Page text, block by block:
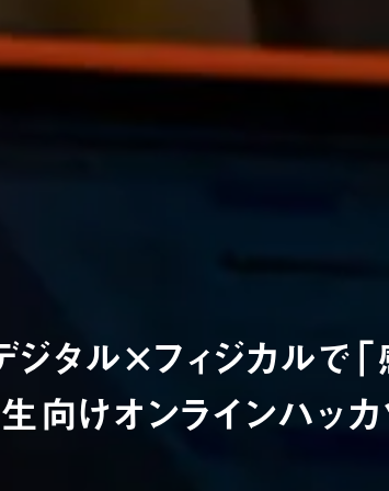
ジタル×フィジカルで
向けオンラインハ